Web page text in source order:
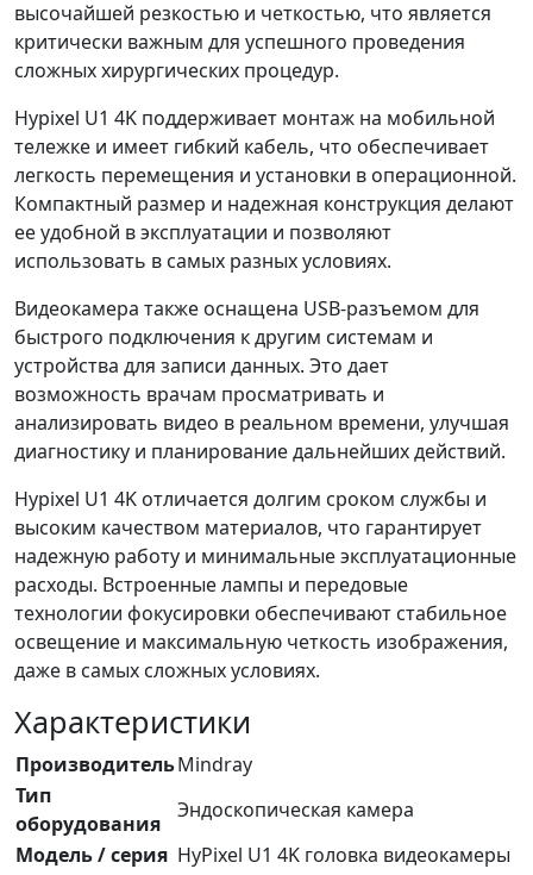
высочайшей резкостью и четкостью, что является
критически важным для успешного проведения
сложных хирургических процедур.
Hypixel U1 4K поддерживает монтаж на мобильной
тележке и имеет гибкий кабель, что обеспечивает
легкость перемещения и установки в операционной.
Компактный размер и надежная конструкция делают
ее удобной в эксплуатации и позволяют
использовать в самых разных условиях.
Видеокамера также оснащена USB-разъемом для
быстрого подключения к другим системам и
устройства для записи данных. Это дает
возможность врачам просматривать и
анализировать видео в реальном времени, улучшая
диагностику и планирование дальнейших действий.
Hypixel U1 4K отличается долгим сроком службы и
высоким качеством материалов, что гарантирует
надежную работу и минимальные эксплуатационные
расходы. Встроенные лампы и передовые
технологии фокусировки обеспечивают стабильное
освещение и максимальную четкость изображения,
даже в самых сложных условиях.
Характеристики
ПроизводительMindray
Тип
оборудования
Эндоскопическая камера
Модель / серия HyPixel U1 4K головка видеокамеры